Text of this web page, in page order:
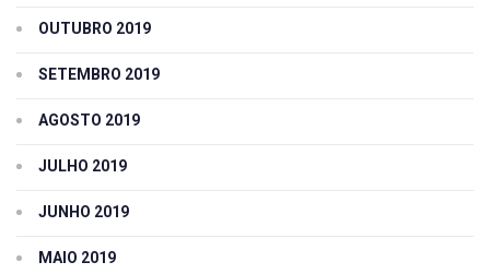
OUTUBRO 2019
SETEMBRO 2019
AGOSTO 2019
JULHO 2019
JUNHO 2019
MAIO 2019